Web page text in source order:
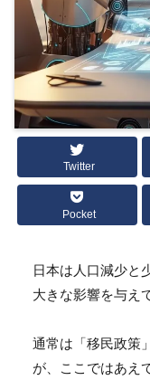
Twitter
Pocket
日本は人口減少と
大きな影響を与え
通常は「移民政策
が、
ここではあえ